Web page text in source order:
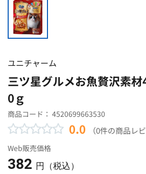
ユニチャーム
三ツ星グルメお魚贅沢素
0ｇ
商品コード： 4520699663530
0.0 （0件の商品レ
Web販売価格
382 円（税込）